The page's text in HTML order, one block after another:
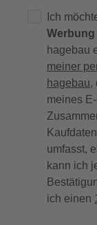
Ich
Werbung
hagebau
meiner
hagebau,
meines
umfasst,
kann ich
ich einen